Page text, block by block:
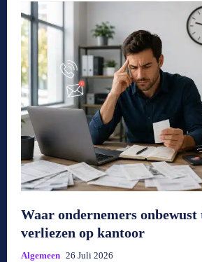
Waar ondernemers
verliezen op kantoor
Algemeen 26 Juli 2026